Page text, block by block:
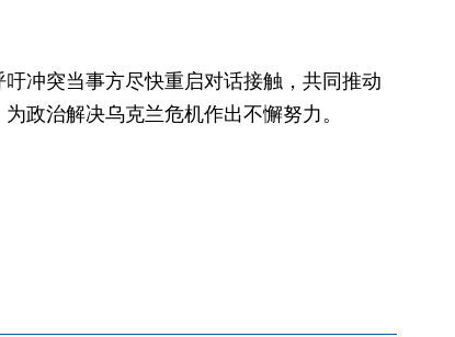
冲突当事方尽快重启对话接触，共同推动
政治解决乌克兰危机作出不懈努力。